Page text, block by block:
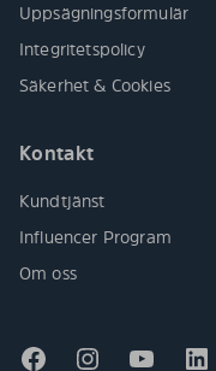
Uppsägningsformulär
Integritetspolicy
Säkerhet & Cookies
Kontakt
Kundtjänst
Influencer Program
Om oss